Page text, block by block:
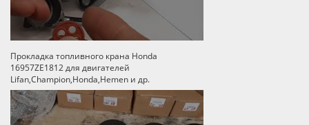
Прокладка топливного крана Honda
16957ZE1812 для двигателей
Lifan,Champion,Honda,Hemen и др.